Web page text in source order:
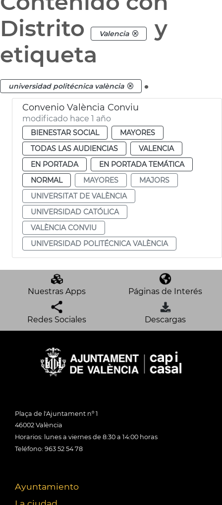
Distrito
Valencia
y
etiqueta
universidad politécnica valència .
Convenio València Conviu
modificado hace 1 año
BIENESTAR SOCIAL
MAYORES
TODAS LAS AUDIENCIAS
VALENCIA
EN PORTADA
EN PORTADA TEMÁTICA
NORMAL
MAYORES
MAJORS
UNIVERSITAT DE VALÈNCIA
UNIVERSIDAD CATÓLICA
VALÈNCIA CONVIU
UNIVERSIDAD POLITÉCNICA VALÈNCIA
Nuestras Apps Páginas de Interés
Redes Sociales Descargas
Plaça de l'Ajuntament nº 1
46002 València
Horarios: lunes a viernes de 8:30 a 14:00 horas
Teléfono: 963 52 54 78
Ayuntamiento